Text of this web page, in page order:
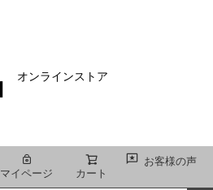
オンラインストア
マイページ カート
お客様の声